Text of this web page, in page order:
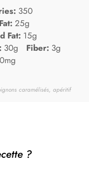
350
Fat: 25g
Fat: 15g
30g Fiber: 3g
caramélisés, apéritif
?